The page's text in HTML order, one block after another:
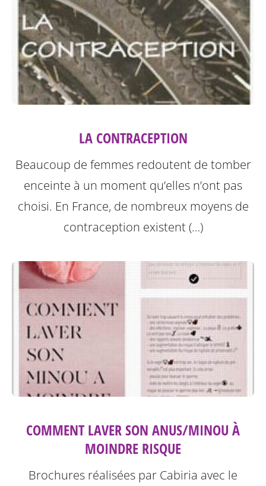
LA CONTRACEPTION
Beaucoup de femmes redoutent de tomber
enceinte à un moment qu’elles n’ont pas
choisi. En France, de nombreux moyens de
contraception existent (…)
COMMENT LAVER SON ANUS/MINOU À
MOINDRE RISQUE
Brochures réalisées par Cabiria avec le